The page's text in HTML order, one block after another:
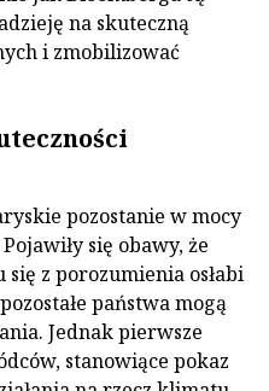
na skuteczną
i zmobilizować
pozostanie w mocy
się obawy, że
się z porozumienia osłabi
państwa mogą
Jednak pierwsze
stanowiące pokaz